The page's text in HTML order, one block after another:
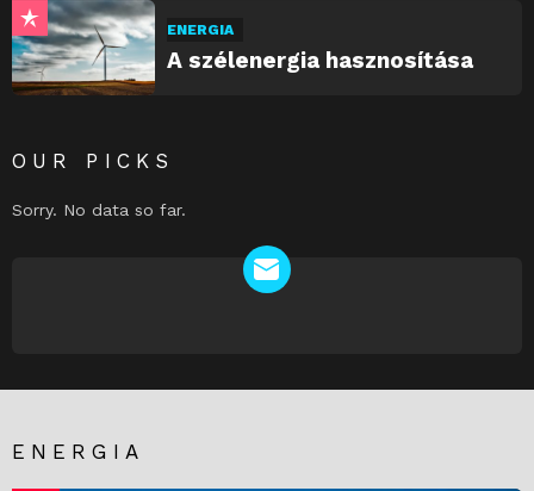
ENERGIA
A szélenergia hasznosítása
OUR PICKS
Sorry. No data so far.
ENERGIA